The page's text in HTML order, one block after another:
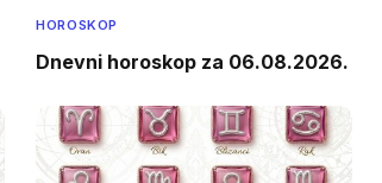
HOROSKOP
Dnevni horoskop za 06.08.2026.